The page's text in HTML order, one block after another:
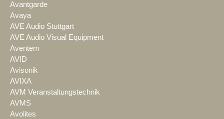
Avantgarde
Avaya
AVE Audio Stuttgart
AVE Audio Visual Equipment
Aventem
AVID
Avisonik
AVIXA
AVM Veranstaltungstechnik
AVMS
Avolites